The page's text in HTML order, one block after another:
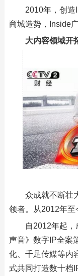
2010年，创
商城造势，Inside
大内容领域开
众成就不断壮
领者。从2012年至
自2012年起
声音》数字IP全案
化、千足传媒等内
式共同打造数十档